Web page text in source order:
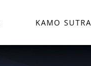
KAMO SUTRA